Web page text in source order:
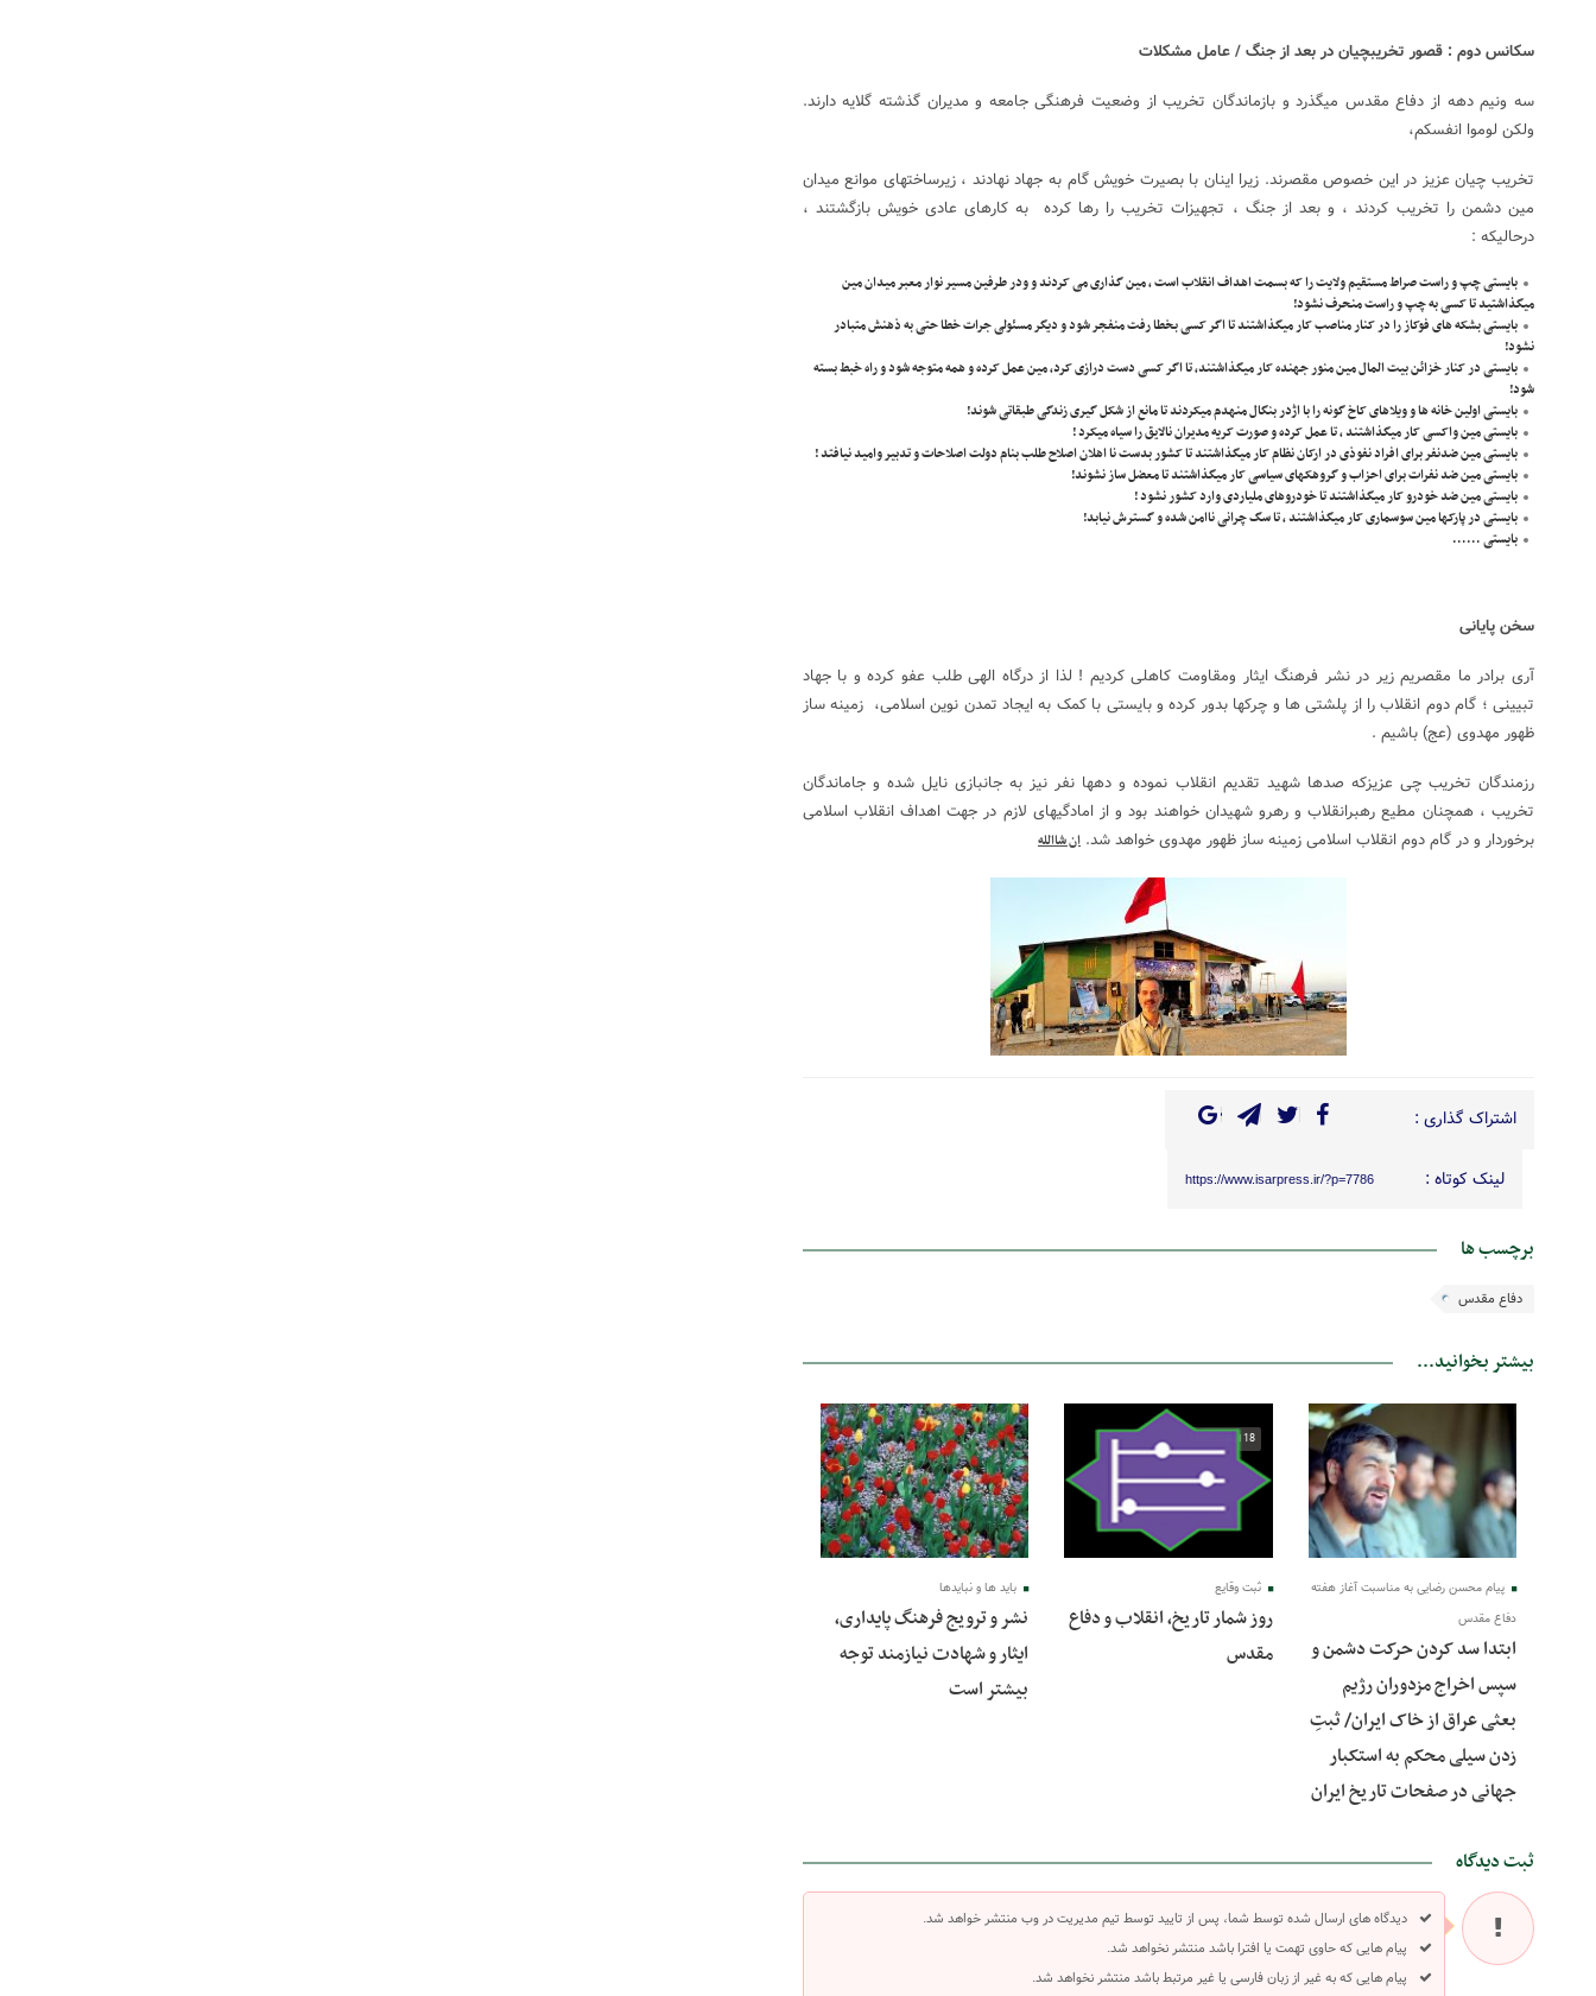
سکانس دوم : قصور تخریبچیان در بعد از جنگ / عامل مشکلات
سه ونیم دهه از دفاع مقدس میگذرد و بازماندگان تخریب از وضعیت فرهنگی جامعه و مدیران گذشته گلایه دارند.
ولکن لوموا انفسکم،
تخریب چیان عزیز در این خصوص مقصرند. زیرا اینان با بصیرت خویش گام به جهاد نهادند ، زیرساختهای موانع میدان
مین دشمن را تخریب کردند ، و بعد از جنگ ، تجهیزات تخریب را رها کرده به کارهای عادی خویش بازگشتند ،
درحالیکه :
بایستی چپ و راست صراط مستقیم ولایت را که بسمت اهداف انقلاب است ، مین گذاری می کردند و ودر طرفین مسیر نوار معبر میدان مین
میگذاشتید تا کسی به چپ و راست منحرف نشود!
بایستی بشکه های فوکاز را در کنار مناصب کار میگذاشتند تا اگر کسی بخطا رفت منفجر شود و دیگر مسئولی جرات خطا حتی به ذهنش متبادر
نشود!
بایستی در کنار خزائن بیت المال مین منور جهنده کار میگذاشتند، تا اگر کسی دست درازی کرد، مین عمل کرده و همه متوجه شود و راه خبط بسته
شود!
بایستی اولین خانه ها و ویلاهای کاخ گونه را با اژدر بنگال منهدم میکردند تا مانع از شکل گیری زندگی طبقاتی شوند!
بایستی مین واکسی کار میگذاشتند ، تا عمل کرده و صورت کریه مدیران نالایق را سیاه میکرد !
بایستی مین ضدنفر برای افراد نفوذی در ارکان نظام کار میگذاشتند تا کشور بدست نا اهلان اصلاح طلب بنام دولت اصلاحات و تدبیر وامید نیافتد !
بایستی مین ضد نفرات برای احزاب و گروهکهای سیاسی کار میگذاشتند تا معضل ساز نشوند!
بایستی مین ضد خودرو کار میگذاشتند تا خودروهای ملیاردی وارد کشور نشود !
بایستی در پارکها مین سوسماری کار میگذاشتند , تا سگ چرانی ناامن شده و گسترش نیابد!
بایستی ……
سخن پایانی
آری برادر ما مقصریم زیر در نشر فرهنگ ایثار ومقاومت کاهلی کردیم ! لذا از درگاه الهی طلب عفو کرده و با جهاد
تبیینی ؛ گام دوم انقلاب را از پلشتی ها و چرکها بدور کرده و بایستی با کمک به ایجاد تمدن نوین اسلامی، زمینه ساز
ظهور مهدوی (عج) باشیم .
رزمندگان تخریب چی عزیزکه صدها شهید تقدیم انقلاب نموده و دهها نفر نیز به جانبازی نایل شده و جاماندگان
تخریب ، همچنان مطیع رهبرانقلاب و رهرو شهیدان خواهند بود و از امادگیهای لازم در جهت اهداف انقلاب اسلامی
برخوردار و در گام دوم انقلاب اسلامی زمینه ساز ظهور مهدوی خواهد شد. ان شاالله
اشتراک گذاری :
لینک کوتاه : https://www.isarpress.ir/?p=7786
برچسب ها
دفاع مقدس
بیشتر بخوانید...
پیام محسن رضایی به مناسبت آغاز هفته
دفاع مقدس
ابتدا سد کردن حرکت دشمن و
سپس اخراج مزدوران رژیم
بعثی عراق از خاک ایران/ ثبتِ
زدن سیلی محکم به استکبار
جهانی در صفحات تاریخ ایران
18 اسفند 1402
ثبت وقایع
روز شمار تاریخ، انقلاب و دفاع
مقدس
16 اسفند 1402
باید ها و نبایدها
نشر و ترویج فرهنگ پایداری،
ایثار و شهادت نیازمند توجه
بیشتر است
ثبت دیدگاه
دیدگاه های ارسال شده توسط شما، پس از تایید توسط تیم مدیریت در وب منتشر خواهد شد.
پیام هایی که حاوی تهمت یا افترا باشد منتشر نخواهد شد.
پیام هایی که به غیر از زبان فارسی یا غیر مرتبط باشد منتشر نخواهد شد.